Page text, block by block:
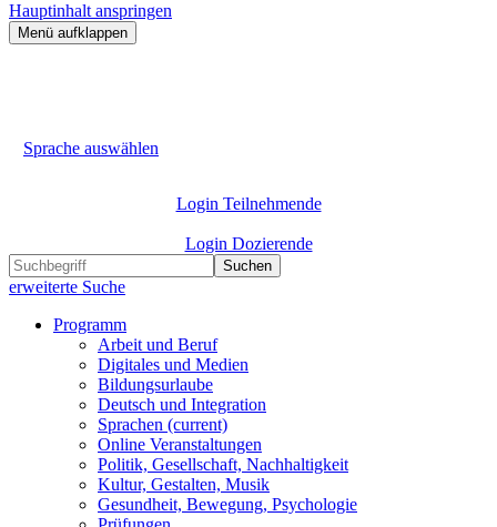
Hauptinhalt anspringen
Menü aufklappen
Sprache auswählen
Login Teilnehmende
Login Dozierende
Suchen
erweiterte Suche
Programm
Arbeit und Beruf
Digitales und Medien
Bildungsurlaube
Deutsch und Integration
Sprachen (current)
Online Veranstaltungen
Politik, Gesellschaft, Nachhaltigkeit
Kultur, Gestalten, Musik
Gesundheit, Bewegung, Psychologie